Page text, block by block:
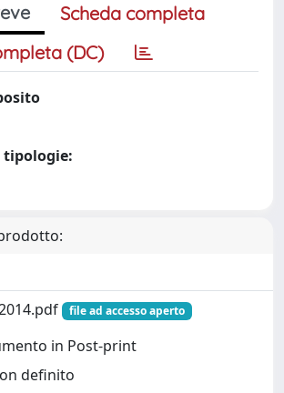
Scheda completa
(DC)
tipologie:
file ad accesso aperto
in Post-print
definito